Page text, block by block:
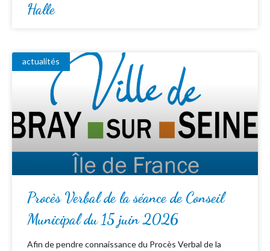
Halle
actualités
Procès Verbal de la séance de Conseil
Municipal du 15 juin 2026
Afin de pendre connaissance du Procès Verbal de la